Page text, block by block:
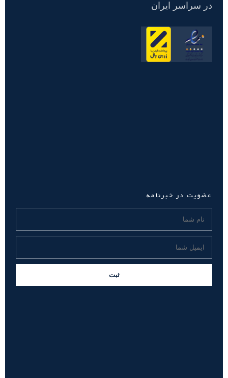
در سراسر ایران
عضویت در خبرنامه
ثبت